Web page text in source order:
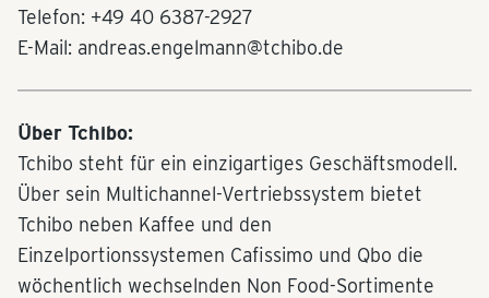
Telefon: +49 40 6387-2927
E-Mail: andreas.engelmann@tchibo.de
Über Tchibo:
Tchibo steht für ein einzigartiges Geschäftsmodell.
Über sein Multichannel-Vertriebssystem bietet
Tchibo neben Kaffee und den
Einzelportionssystemen Cafissimo und Qbo die
wöchentlich wechselnden Non Food-Sortimente